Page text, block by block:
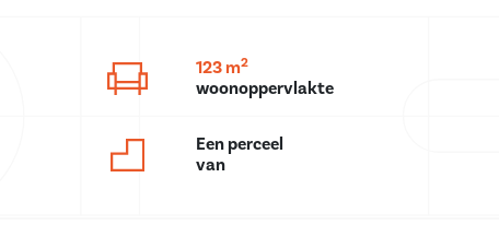
123 m2
woonoppervlakte
Een perceel
van